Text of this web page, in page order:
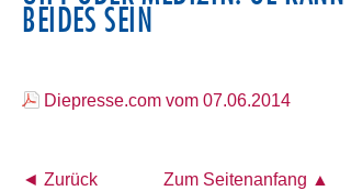
BEIDES SEIN
Diepresse.com vom 07.06.2014
◄ Zurück Zum Seitenanfang ▲